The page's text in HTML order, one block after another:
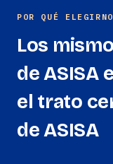
POR QUÉ
Los
de ASISA
el trato
de ASISA